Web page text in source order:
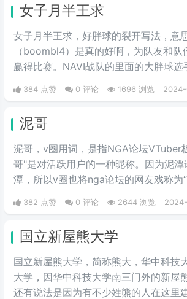
女子月半王求
女子月半王求，好胖球的裂开写法，意
（boombl4）是真的好啊，为队友和队
赢得比赛。NAVI战队的里面的大胖球
卡托维兹比赛中超级发挥，在决赛中直
带领NAVI战队战胜A队和G2，夺得冠军。
384 点赞 0 评论 1696 浏览
泥哥
泥哥，v圈用词，是指NGA论坛VTuber
哥"是对活跃用户的一种昵称。因为泥
潭，所以v圈也将nga论坛的网友戏称为
可能源自nga网站的背景颜色类似于泥
户们开始将这些常驻者称为"泥哥"。
382 点赞 0 评论 2644 浏览
国立新屋熊大学
国立新屋熊大学，简称熊大，华中科技
大学，因华中科技大学南三门外的新屋
还有说法是因为有不少姓熊的人在这里